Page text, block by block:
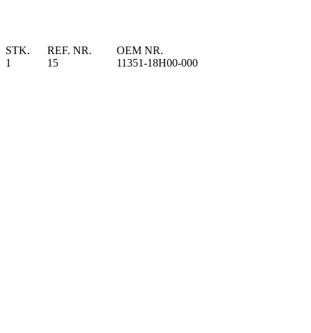
STK. REF. NR.
OEM NR.
1
15 11351-18H00-000